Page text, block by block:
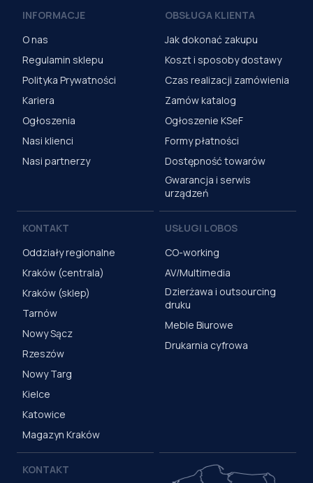
INFORMACJE
O nas
Regulamin sklepu
Polityka Prywatności
Kariera
Ogłoszenia
Nasi klienci
Nasi partnerzy
OBSŁUGA KLIENTA
Jak dokonać zakupu
Koszt i sposoby dostawy
Czas realizacji zamówienia
Zamów katalog
Ogłoszenie KSeF
Formy płatności
Dostępność towarów
Gwarancja i serwis
urządzeń
KONTAKT
Oddziały regionalne
Kraków (centrala)
Kraków (sklep)
Tarnów
Nowy Sącz
Rzeszów
Nowy Targ
Kielce
Katowice
Magazyn Kraków
USŁUGI LOBOS
CO-working
AV/Multimedia
Dzierżawa i outsourcing
druku
Meble Biurowe
Drukarnia cyfrowa
KONTAKT